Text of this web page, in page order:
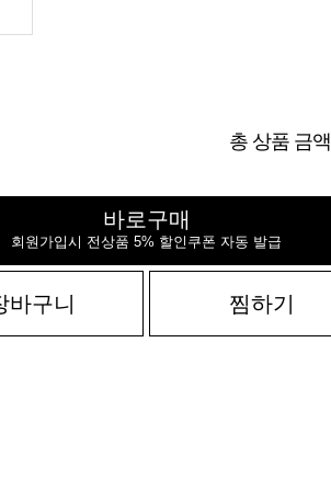
총 상품 금액
바로구매
회원가입시 전상품 5% 할인쿠폰 자동 발급
바구니 찜하기